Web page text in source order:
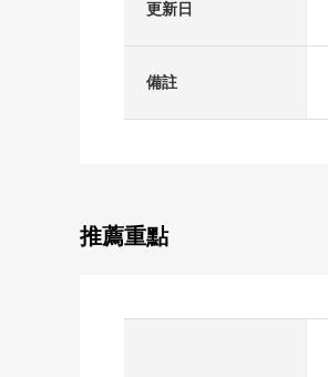
更新日
備註
推薦重點